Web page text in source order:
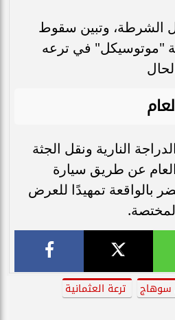
الشرطة، وتبين سقوط
"موتوسيكل" في ترعه
النارية ونقل الجثة
عن طريق سيارة
بالواقعة تمهيدًا للعرض
سوهاج
ترعة العثمانية